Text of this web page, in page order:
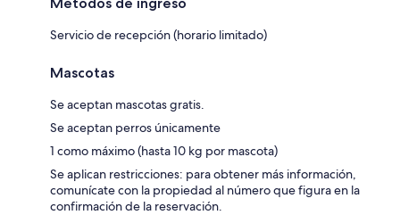
Servicio de recepción (horario limitado)
Mascotas
Se aceptan mascotas gratis.
Se aceptan perros únicamente
1 como máximo (hasta 10 kg por mascota)
Se aplican restricciones: para obtener más información,
comunícate con la propiedad al número que figura en la
confirmación de la reservación.